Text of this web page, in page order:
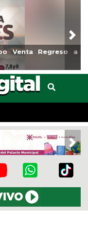
Semiolímpica Zona